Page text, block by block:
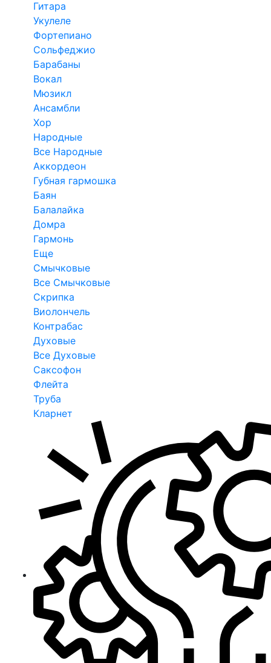
Гитара
Укулеле
Фортепиано
Сольфеджио
Барабаны
Вокал
Мюзикл
Ансамбли
Хор
Народные
Все Народные
Аккордеон
Губная гармошка
Баян
Балалайка
Домра
Гармонь
Еще
Смычковые
Все Смычковые
Скрипка
Виолончель
Контрабас
Духовые
Все Духовые
Саксофон
Флейта
Труба
Кларнет